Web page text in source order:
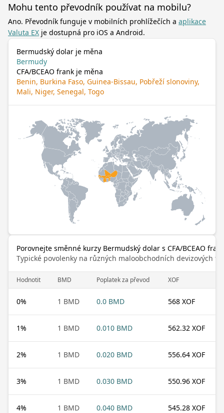
Mohu tento převodník používat na mobilu?
Ano. Převodník funguje v mobilních prohlížečích a aplikace
Valuta EX je dostupná pro iOS a Android.
Bermudský dolar je měna
Bermudy
CFA/BCEAO frank je měna
Benin, Burkina Faso, Guinea-Bissau, Pobřeží slonoviny,
Mali, Niger, Senegal, Togo
Porovnejte směnné kurzy Bermudský dolar s CFA/BCEAO
Typické povolenky na různých maloobchodních devizových
Hodnotit BMD Poplatek za převod XOF
0% 1 BMD 0.0 BMD 568 XOF
1% 1 BMD 0.010 BMD 562.32 XOF
2% 1 BMD 0.020 BMD 556.64 XOF
3% 1 BMD 0.030 BMD 550.96 XOF
4% 1 BMD 0.040 BMD 545.28 XOF